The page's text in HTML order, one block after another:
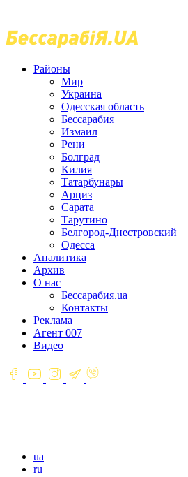
Районы
Мир
Украина
Одесская область
Бессарабия
Измаил
Рени
Болград
Килия
Татарбунары
Арциз
Сарата
Тарутино
Белгород-Днестровский
Одесса
Аналитика
Архив
О нас
Бессарабия.ua
Контакты
Реклама
Агент 007
Видео
ua
ru